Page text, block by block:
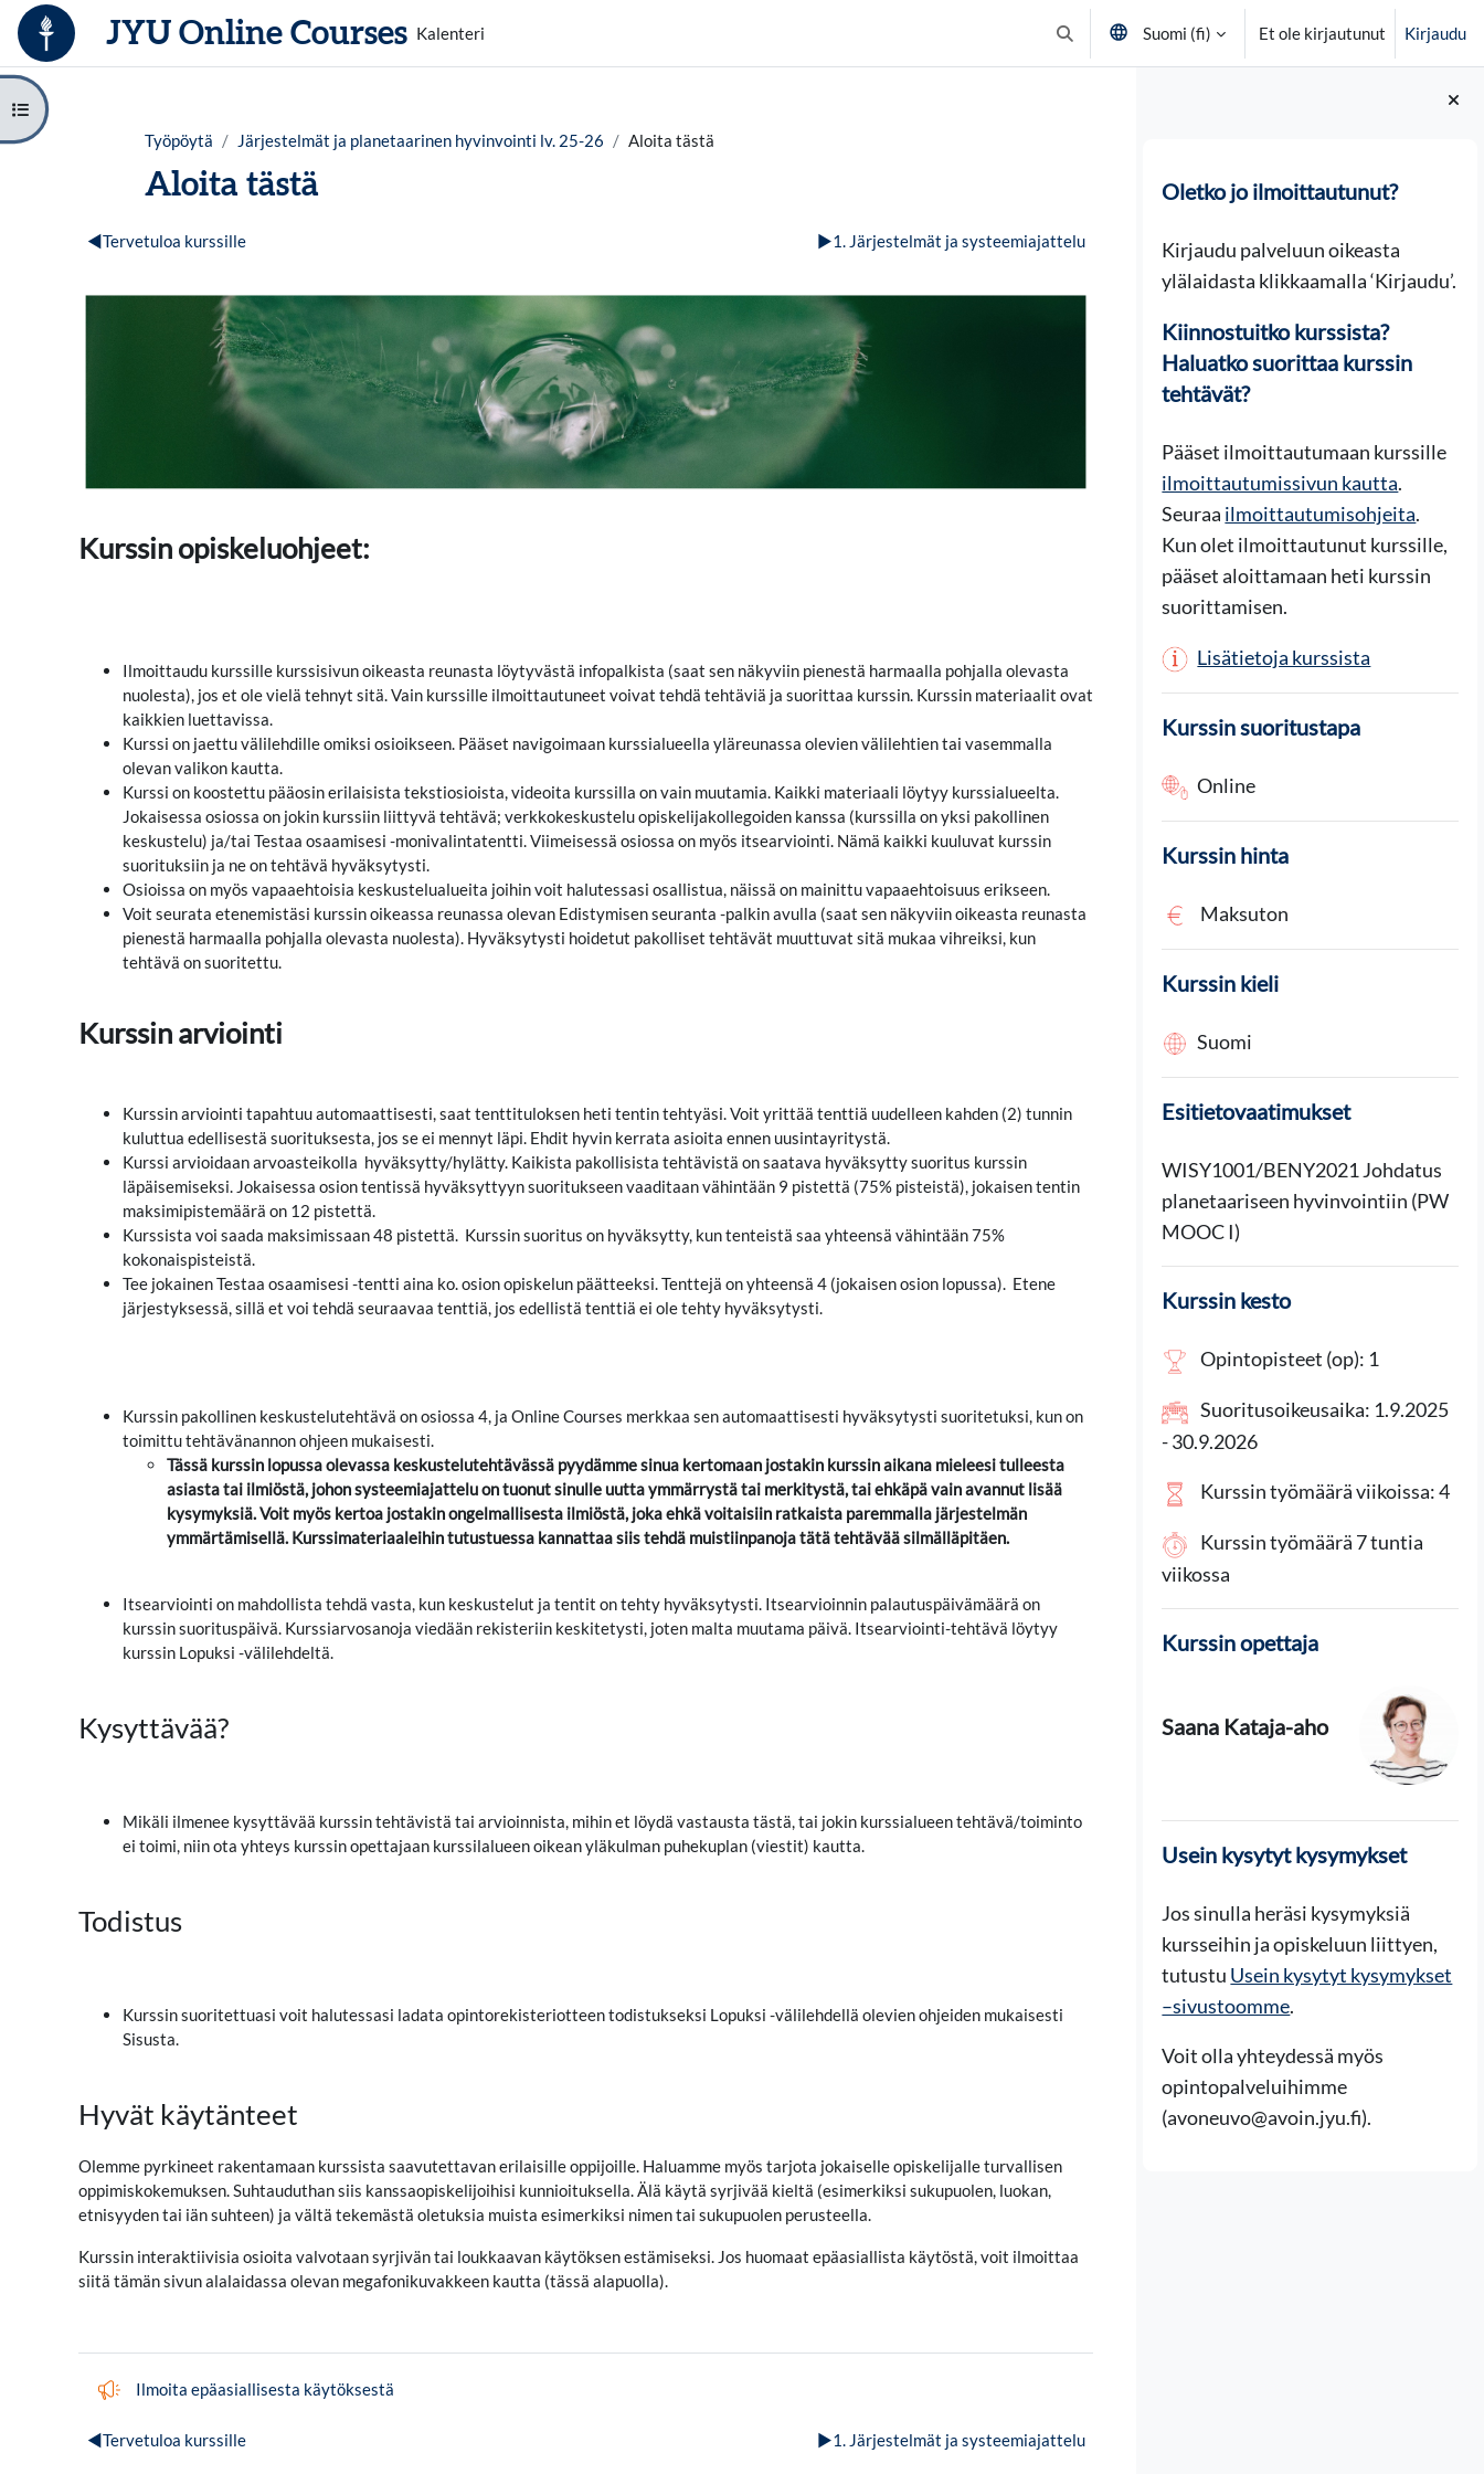
Siirry pääsisältöön
JYU Online Courses Kalenteri
Vaihda hakusyöttöä
Suomi ‎(fi)‎ Et ole kirjautunut Kirjaudu
Oletko jo ilmoittautunut?
Kirjaudu palveluun oikeasta
ylälaidasta klikkaamalla ‘Kirjaudu’.
Kiinnostuitko kurssista?
Haluatko suorittaa kurssin
tehtävät?
Pääset ilmoittautumaan kurssille
ilmoittautumissivun kautta.
Seuraa ilmoittautumisohjeita.
Kun olet ilmoittautunut kurssille,
pääset aloittamaan heti kurssin
suorittamisen.
Lisätietoja kurssista
Kurssin suoritustapa
Online
Kurssin hinta
Maksuton
Kurssin kieli
Suomi
Esitietovaatimukset
WISY1001/BENY2021 Johdatus
planetaariseen hyvinvointiin (PW
MOOC I)
Kurssin kesto
Opintopisteet (op): 1
Suoritusoikeusaika: 1.9.2025
- 30.9.2026
Kurssin työmäärä viikoissa: 4
Kurssin työmäärä 7 tuntia
viikossa
Kurssin opettaja
Saana Kataja-aho
Usein kysytyt kysymykset
Jos sinulla heräsi kysymyksiä
kursseihin ja opiskeluun liittyen,
tutustu Usein kysytyt kysymykset
–sivustoomme.
Voit olla yhteydessä myös
opintopalveluihimme
(avoneuvo@avoin.jyu.fi).
Avaa kurssisisältö
Työpöytä
Järjestelmät ja planetaarinen hyvinvointi lv. 25-26 Aloita tästä
Aloita tästä
Osion ääriviiva
◀︎Tervetuloa kurssille ▶︎1. Järjestelmät ja systeemiajattelu
Kurssin opiskeluohjeet:
Ilmoittaudu kurssille kurssisivun oikeasta reunasta löytyvästä infopalkista (saat sen näkyviin pienestä harmaalla pohjalla olevasta
nuolesta), jos et ole vielä tehnyt sitä. Vain kurssille ilmoittautuneet voivat tehdä tehtäviä ja suorittaa kurssin. Kurssin materiaalit ovat
kaikkien luettavissa.
Kurssi on jaettu välilehdille omiksi osioikseen. Pääset navigoimaan kurssialueella yläreunassa olevien välilehtien tai vasemmalla
olevan valikon kautta.
Kurssi on koostettu pääosin erilaisista tekstiosioista, videoita kurssilla on vain muutamia. Kaikki materiaali löytyy kurssialueelta.
Jokaisessa osiossa on jokin kurssiin liittyvä tehtävä; verkkokeskustelu opiskelijakollegoiden kanssa (kurssilla on yksi pakollinen
keskustelu) ja/tai Testaa osaamisesi -monivalintatentti. Viimeisessä osiossa on myös itsearviointi. Nämä kaikki kuuluvat kurssin
suorituksiin ja ne on tehtävä hyväksytysti.
Osioissa on myös vapaaehtoisia keskustelualueita joihin voit halutessasi osallistua, näissä on mainittu vapaaehtoisuus erikseen.
Voit seurata etenemistäsi kurssin oikeassa reunassa olevan Edistymisen seuranta -palkin avulla (saat sen näkyviin oikeasta reunasta
pienestä harmaalla pohjalla olevasta nuolesta). Hyväksytysti hoidetut pakolliset tehtävät muuttuvat sitä mukaa vihreiksi, kun
tehtävä on suoritettu.
Kurssin arviointi
Kurssin arviointi tapahtuu automaattisesti, saat tenttituloksen heti tentin tehtyäsi. Voit yrittää tenttiä uudelleen kahden (2) tunnin
kuluttua edellisestä suorituksesta, jos se ei mennyt läpi. Ehdit hyvin kerrata asioita ennen uusintayritystä.
Kurssi arvioidaan arvoasteikolla hyväksytty/hylätty. Kaikista pakollisista tehtävistä on saatava hyväksytty suoritus kurssin
läpäisemiseksi. Jokaisessa osion tentissä hyväksyttyyn suoritukseen vaaditaan vähintään 9 pistettä (75% pisteistä), jokaisen tentin
maksimipistemäärä on 12 pistettä.
Kurssista voi saada maksimissaan 48 pistettä. Kurssin suoritus on hyväksytty, kun tenteistä saa yhteensä vähintään 75%
kokonaispisteistä.
Tee jokainen Testaa osaamisesi -tentti aina ko. osion opiskelun päätteeksi. Tenttejä on yhteensä 4 (jokaisen osion lopussa). Etene
järjestyksessä, sillä et voi tehdä seuraavaa tenttiä, jos edellistä tenttiä ei ole tehty hyväksytysti.
Kurssin pakollinen keskustelutehtävä on osiossa 4, ja Online Courses merkkaa sen automaattisesti hyväksytysti suoritetuksi, kun on
toimittu tehtävänannon ohjeen mukaisesti.
Tässä kurssin lopussa olevassa keskustelutehtävässä pyydämme sinua kertomaan jostakin kurssin aikana mieleesi tulleesta
asiasta tai ilmiöstä, johon systeemiajattelu on tuonut sinulle uutta ymmärrystä tai merkitystä, tai ehkäpä vain avannut lisää
kysymyksiä. Voit myös kertoa jostakin ongelmallisesta ilmiöstä, joka ehkä voitaisiin ratkaista paremmalla järjestelmän
ymmärtämisellä. Kurssimateriaaleihin tutustuessa kannattaa siis tehdä muistiinpanoja tätä tehtävää silmälläpitäen.
Itsearviointi on mahdollista tehdä vasta, kun keskustelut ja tentit on tehty hyväksytysti. Itsearvioinnin palautuspäivämäärä on
kurssin suorituspäivä. Kurssiarvosanoja viedään rekisteriin keskitetysti, joten malta muutama päivä. Itsearviointi-tehtävä löytyy
kurssin Lopuksi -välilehdeltä.
Kysyttävää?
Mikäli ilmenee kysyttävää kurssin tehtävistä tai arvioinnista, mihin et löydä vastausta tästä, tai jokin kurssialueen tehtävä/toiminto
ei toimi, niin ota yhteys kurssin opettajaan kurssilalueen oikean yläkulman puhekuplan (viestit) kautta.
Todistus
Kurssin suoritettuasi voit halutessasi ladata opintorekisteriotteen todistukseksi Lopuksi -välilehdellä olevien ohjeiden mukaisesti
Sisusta.
Hyvät käytänteet
Olemme pyrkineet rakentamaan kurssista saavutettavan erilaisille oppijoille. Haluamme myös tarjota jokaiselle opiskelijalle turvallisen
oppimiskokemuksen. Suhtauduthan siis kanssaopiskelijoihisi kunnioituksella. Älä käytä syrjivää kieltä (esimerkiksi sukupuolen, luokan,
etnisyyden tai iän suhteen) ja vältä tekemästä oletuksia muista esimerkiksi nimen tai sukupuolen perusteella.
Kurssin interaktiivisia osioita valvotaan syrjivän tai loukkaavan käytöksen estämiseksi. Jos huomaat epäasiallista käytöstä, voit ilmoittaa
siitä tämän sivun alalaidassa olevan megafonikuvakkeen kautta (tässä alapuolla).
Ilmoita epäasiallisesta käytöksestä
◀︎Tervetuloa kurssille ▶︎1. Järjestelmät ja systeemiajattelu